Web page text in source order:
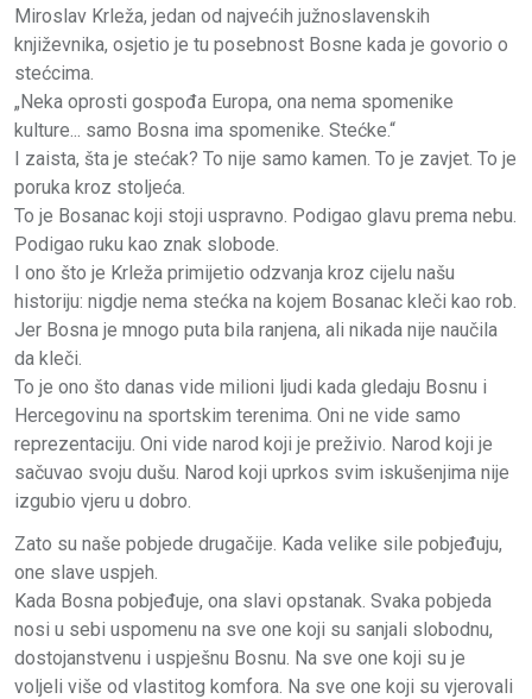
Miroslav Krleža, jedan od najvećih južnoslavenskih
književnika, osjetio je tu posebnost Bosne kada je govorio o
stećcima.
„Neka oprosti gospođa Europa, ona nema spomenike
kulture... samo Bosna ima spomenike. Stećke.“
I zaista, šta je stećak? To nije samo kamen. To je zavjet. To je
poruka kroz stoljeća.
To je Bosanac koji stoji uspravno. Podigao glavu prema nebu.
Podigao ruku kao znak slobode.
I ono što je Krleža primijetio odzvanja kroz cijelu našu
historiju: nigdje nema stećka na kojem Bosanac kleči kao rob.
Jer Bosna je mnogo puta bila ranjena, ali nikada nije naučila
da kleči.
To je ono što danas vide milioni ljudi kada gledaju Bosnu i
Hercegovinu na sportskim terenima. Oni ne vide samo
reprezentaciju. Oni vide narod koji je preživio. Narod koji je
sačuvao svoju dušu. Narod koji uprkos svim iskušenjima nije
izgubio vjeru u dobro.
Zato su naše pobjede drugačije. Kada velike sile pobjeđuju,
one slave uspjeh.
Kada Bosna pobjeđuje, ona slavi opstanak. Svaka pobjeda
nosi u sebi uspomenu na sve one koji su sanjali slobodnu,
dostojanstvenu i uspješnu Bosnu. Na sve one koji su je
voljeli više od vlastitog komfora. Na sve one koji su vjerovali